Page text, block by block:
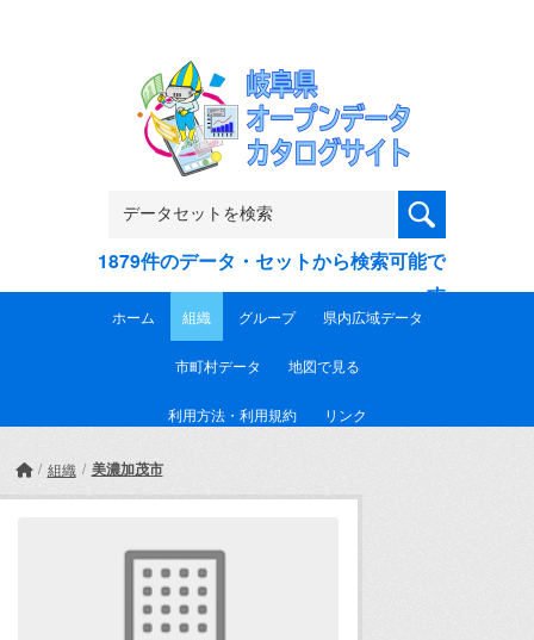
1879件のデータ・セットから検索可能で
す
ホーム 組織 グループ 県内広域データ
市町村データ 地図で見る
利用方法・利用規約 リンク
組織 美濃加茂市